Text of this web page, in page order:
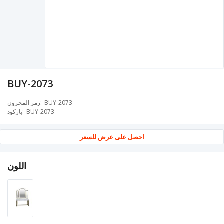
BUY-2073
رمز المخزون BUY-2073
باركود BUY-2073
احصل على عرض للسعر
اللون